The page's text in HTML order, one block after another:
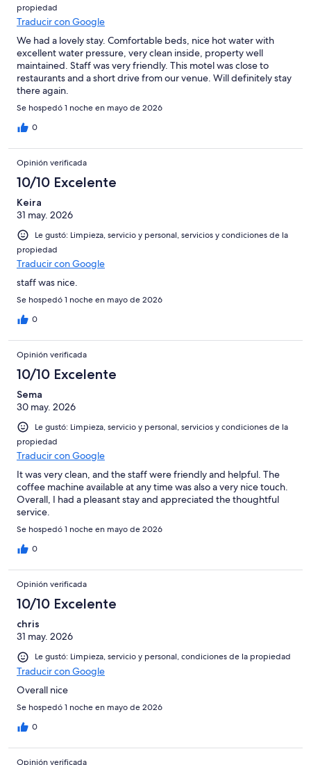
propiedad
Traducir con Google
We had a lovely stay. Comfortable beds, nice hot water with
excellent water pressure, very clean inside, property well
maintained. Staff was very friendly. This motel was close to
restaurants and a short drive from our venue. Will definitely stay
there again.
Se hospedó 1 noche en mayo de 2026
0
Opinión verificada
10/10 Excelente
Keira
31 may. 2026
Le gustó: Limpieza, servicio y personal, servicios y condiciones de la
propiedad
Traducir con Google
staff was nice.
Se hospedó 1 noche en mayo de 2026
0
Opinión verificada
10/10 Excelente
Sema
30 may. 2026
Le gustó: Limpieza, servicio y personal, servicios y condiciones de la
propiedad
Traducir con Google
It was very clean, and the staff were friendly and helpful. The
coffee machine available at any time was also a very nice touch.
Overall, I had a pleasant stay and appreciated the thoughtful
service.
Se hospedó 1 noche en mayo de 2026
0
Opinión verificada
10/10 Excelente
chris
31 may. 2026
Le gustó: Limpieza, servicio y personal, condiciones de la propiedad
Traducir con Google
Overall nice
Se hospedó 1 noche en mayo de 2026
0
Opinión verificada